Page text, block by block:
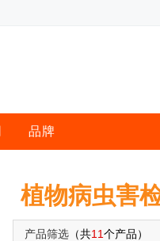
品牌
植物病虫害
产品筛选 （共11个产品）